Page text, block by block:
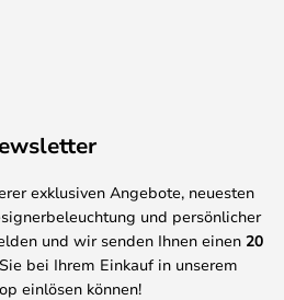
exklusiven Angebote, neuesten
und persönlicher
und wir senden Ihnen einen 20
bei Ihrem Einkauf in unserem
einlösen können!